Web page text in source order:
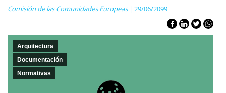
Comisión de las Comunidades Europeas| 29/06/2099
Arquitectura
Documentación
Normativas